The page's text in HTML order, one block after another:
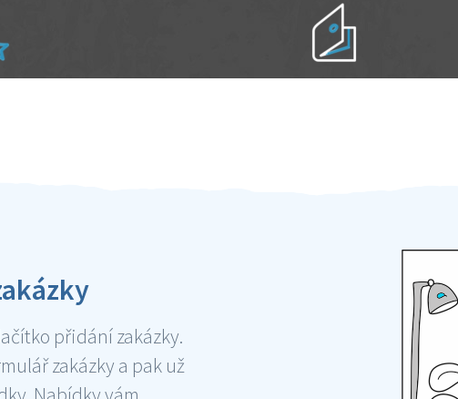
přidání zakázky.
zakázky a pak už